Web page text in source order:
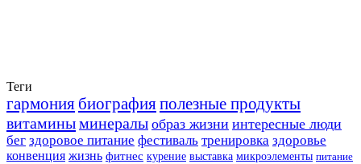
Теги
гармония биографияполезные продукты
витаминыминералы образ жизни интересные люди
бег здоровое питание фестиваль тренировка здоровье
конвенция жизнь фитнес курение выставка микроэлементы питание